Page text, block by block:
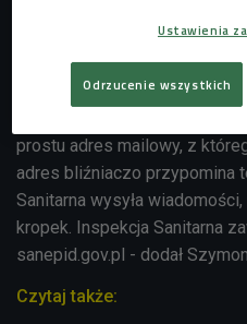
Spreparowana informacja
- Chciałbym jednoznacznie
fałszywe. Ta informacja
prostu adres mailowy, z
adres bliźniaczo przypomina
Sanitarna wysyła
kropek. Inspekcja Sanitarna
sanepid.gov.pl - dodał
Czytaj także:
Ustawienia
Odrzucenie wszystkich